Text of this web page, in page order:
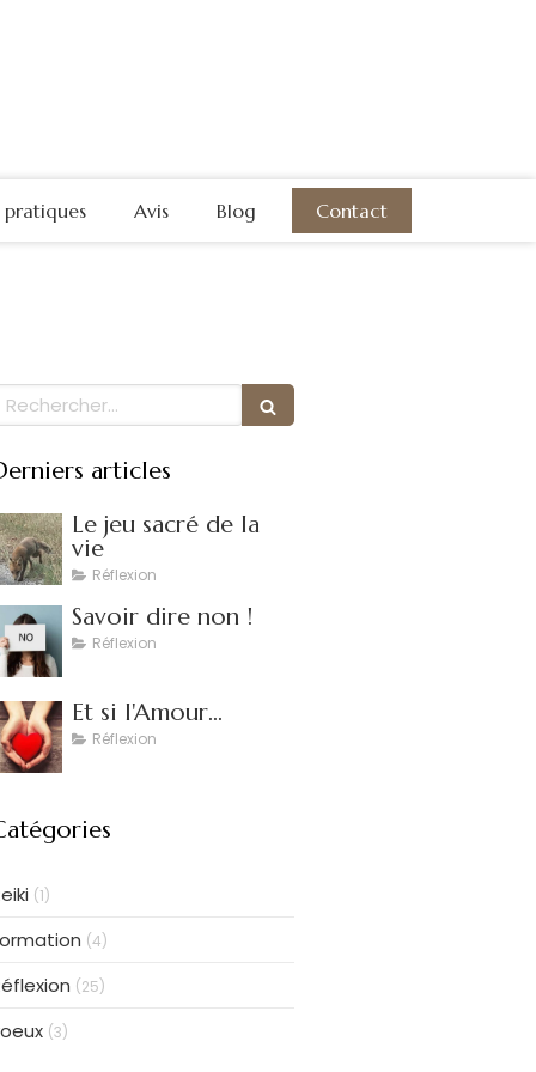
pratiques Avis Blog Contact
Rechercher
articles
Le jeu sacré de la
vie
Réflexion
Savoir dire non !
Réflexion
Et si l'Amour...
Réflexion
(1)
(4)
(25)
(3)